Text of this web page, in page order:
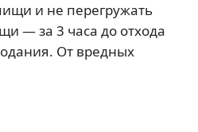
и не перегружать
— за 3 часа до отхода
От вредных